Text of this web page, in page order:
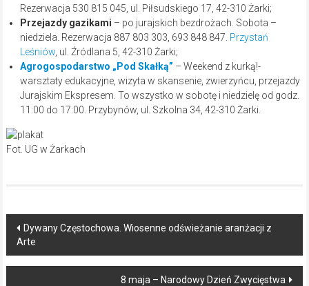
Rezerwacja 530 815 045, ul. Piłsudskiego 17, 42-310 Żarki;
Przejazdy gazikami – po jurajskich bezdrożach. Sobota –
niedziela. Rezerwacja 887 803 303, 693 848 847. Przystań
Leśniów, ul. Źródlana 5, 42-310 Żarki;
Agrogospodarstwo „Pod Skałką” – Weekend z kurką!-
warsztaty edukacyjne, wizyta w skansenie, zwierzyńcu, przejazdy
Jurajskim Ekspresem. To wszystko w sobotę i niedzielę od godz.
11:00 do 17:00. Przybynów, ul. Szkolna 34, 42-310 Żarki.
Fot. UG w Żarkach
Post
navigation
Dywany Częstochowa. Wiosenne odświeżanie aranżacji z
Arte
8 maja – Narodowy Dzień Zwycięstwa